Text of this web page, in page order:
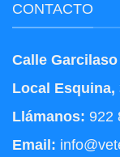
CONTACTO
Calle Garcilaso
Local Esquina,
Llámanos: 922
Email: